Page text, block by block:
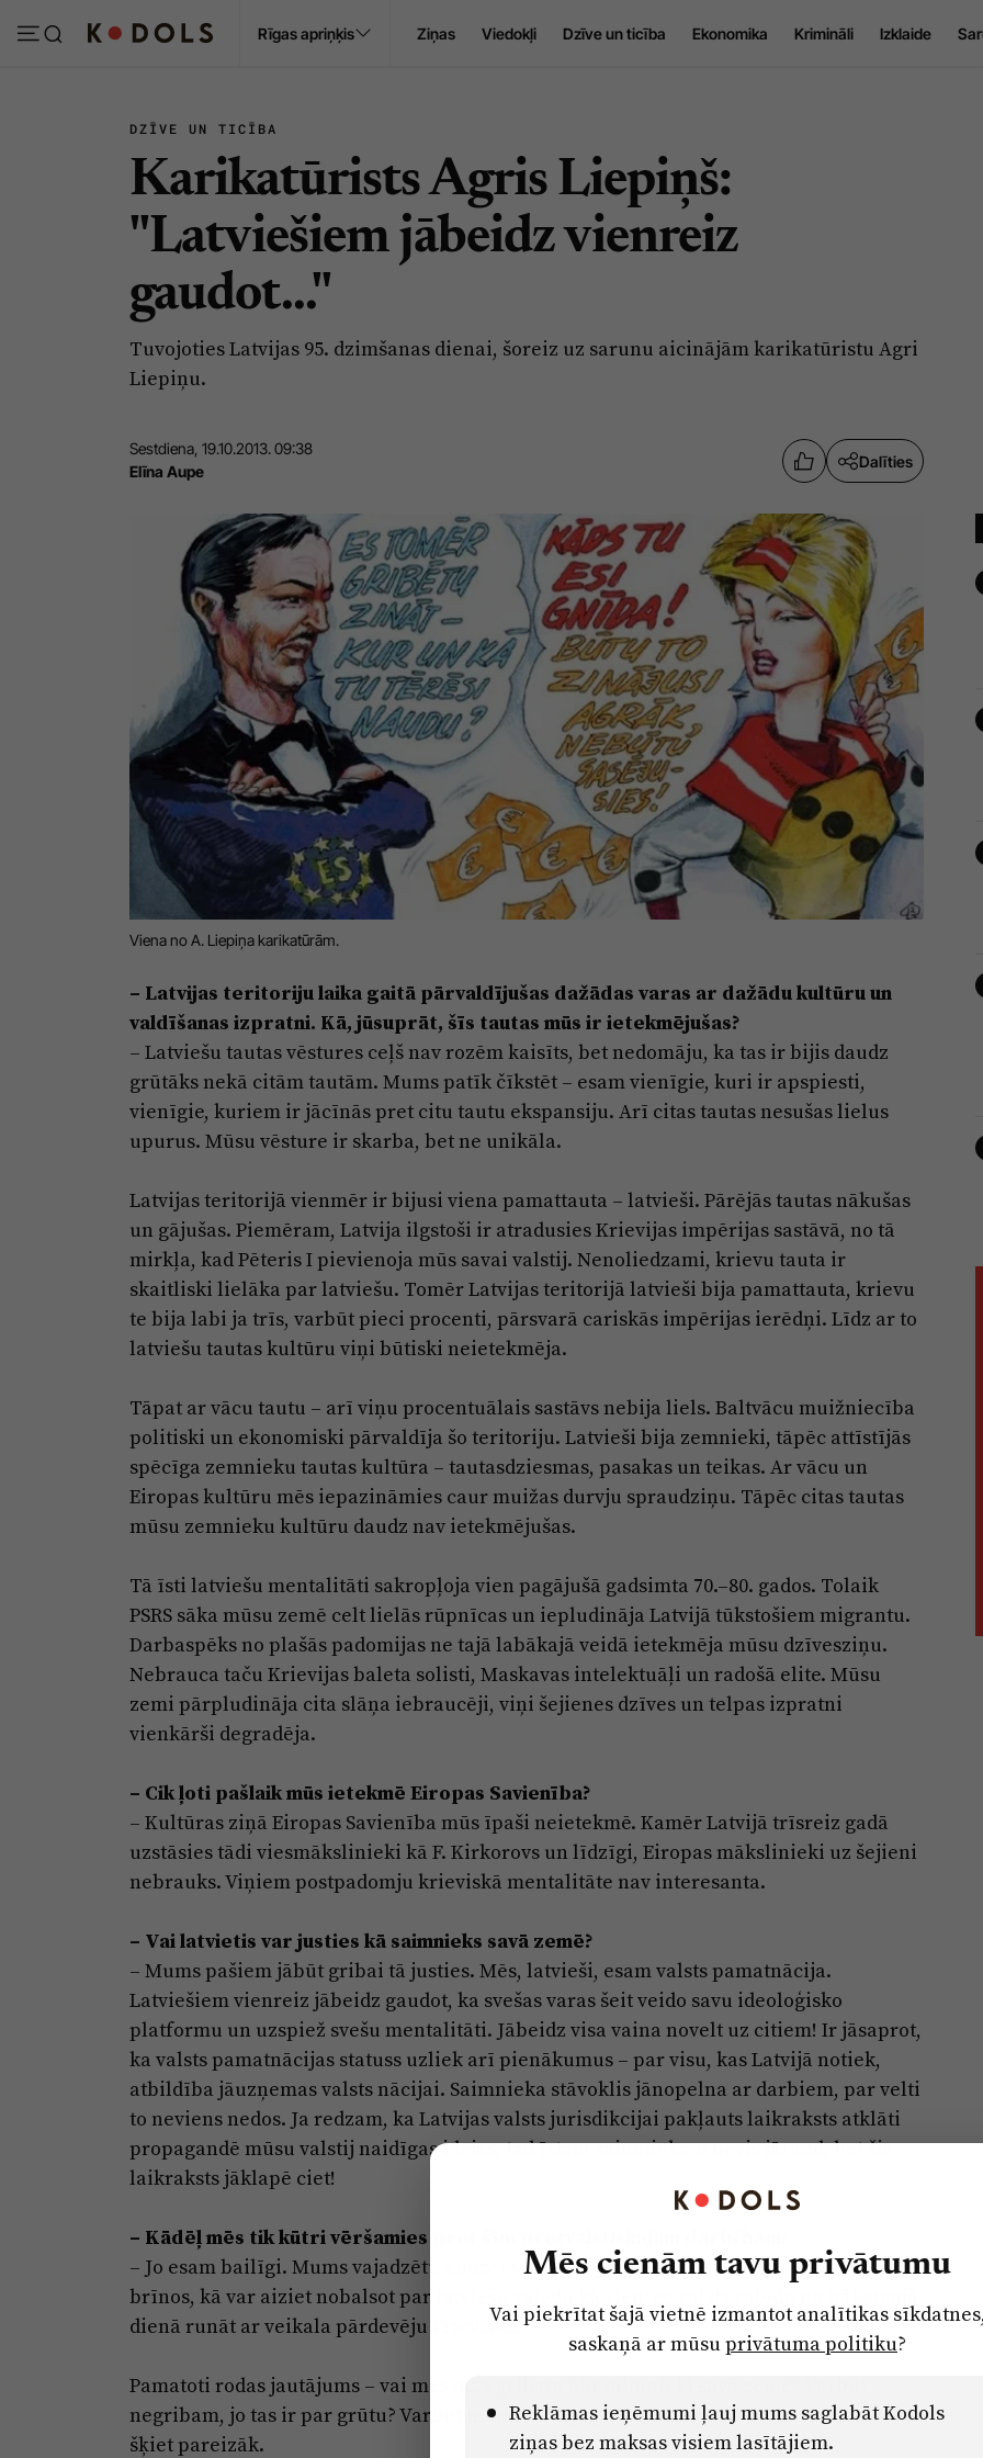
Rīgas apriņķis Ziņas Viedokļi Dzīve un ticība Ekonomika Krimināli Izklaide
DZĪVE UN TICĪBA
Karikatūrists Agris Liepiņš:
"Latviešiem jābeidz vienreiz
gaudot..."
Tuvojoties Latvijas 95. dzimšanas dienai, šoreiz uz sarunu aicinājām karikatūristu Agri
Liepiņu.
Sestdiena, 19.10.2013. 09:38
Elīna Aupe
Dalīties
Viena no A. Liepiņa karikatūrām.
– Latvijas teritoriju laika gaitā pārvaldījušas dažādas varas ar dažādu kultūru un
valdīšanas izpratni. Kā, jūsuprāt, šīs tautas mūs ir ietekmējušas?
– Latviešu tautas vēstures ceļš nav rozēm kaisīts, bet nedomāju, ka tas ir bijis daudz
grūtāks nekā citām tautām. Mums patīk čīkstēt – esam vienīgie, kuri ir apspiesti,
vienīgie, kuriem ir jācīnās pret citu tautu ekspansiju. Arī citas tautas nesušas lielus
upurus. Mūsu vēsture ir skarba, bet ne unikāla.
Latvijas teritorijā vienmēr ir bijusi viena pamattauta – latvieši. Pārējās tautas nākušas
un gājušas. Piemēram, Latvija ilgstoši ir atradusies Krievijas impērijas sastāvā, no tā
mirkļa, kad Pēteris I pievienoja mūs savai valstij. Nenoliedzami, krievu tauta ir
skaitliski lielāka par latviešu. Tomēr Latvijas teritorijā latvieši bija pamattauta, krievu
te bija labi ja trīs, varbūt pieci procenti, pārsvarā cariskās impērijas ierēdņi. Līdz ar to
latviešu tautas kultūru viņi būtiski neietekmēja.
Tāpat ar vācu tautu – arī viņu procentuālais sastāvs nebija liels. Baltvācu muižniecība
politiski un ekonomiski pārvaldīja šo teritoriju. Latvieši bija zemnieki, tāpēc attīstījās
spēcīga zemnieku tautas kultūra – tautasdziesmas, pasakas un teikas. Ar vācu un
Eiropas kultūru mēs iepazināmies caur muižas durvju spraudziņu. Tāpēc citas tautas
mūsu zemnieku kultūru daudz nav ietekmējušas.
Tā īsti latviešu mentalitāti sakropļoja vien pagājušā gadsimta 70.–80. gados. Tolaik
PSRS sāka mūsu zemē celt lielās rūpnīcas un iepludināja Latvijā tūkstošiem migrantu.
Darbaspēks no plašās padomijas ne tajā labākajā veidā ietekmēja mūsu dzīvesziņu.
Nebrauca taču Krievijas baleta solisti, Maskavas intelektuāļi un radošā elite. Mūsu
zemi pārpludināja cita slāņa iebraucēji, viņi šejienes dzīves un telpas izpratni
vienkārši degradēja.
– Cik ļoti pašlaik mūs ietekmē Eiropas Savienība?
– Kultūras ziņā Eiropas Savienība mūs īpaši neietekmē. Kamēr Latvijā trīsreiz gadā
uzstāsies tādi viesmākslinieki kā F. Kirkorovs un līdzīgi, Eiropas mākslinieki uz šejieni
nebrauks. Viņiem postpadomju krieviskā mentalitāte nav interesanta.
– Vai latvietis var justies kā saimnieks savā zemē?
– Mums pašiem jābūt gribai tā justies. Mēs, latvieši, esam valsts pamatnācija.
Latviešiem vienreiz jābeidz gaudot, ka svešas varas šeit veido savu ideoloģisko
platformu un uzspiež svešu mentalitāti. Jābeidz visa vaina novelt uz citiem! Ir jāsaprot,
ka valsts pamatnācijas statuss uzliek arī pienākumus – par visu, kas Latvijā notiek,
atbildība jāuzņemas valsts nācijai. Saimnieka stāvoklis jānopelna ar darbiem, par velti
to neviens nedos. Ja redzam, ka Latvijas valsts jurisdikcijai pakļauts laikraksts atklāti
propagandē mūsu valstij naidīgas idejas, tad īstam saimniekam nevis jāraud, bet šis
laikraksts jāklapē ciet!
– Kādēļ mēs tik kūtri vēršamies pret šīm pretvalstiskajām darbībām?
– Jo esam bailīgi. Mums vajadzētu audzēt sevī pašapziņu un pašvērtības izjūtu. Es
brīnos, kā var aiziet nobalsot par latviešu valodu kā vienīgo valsts valodu un nākamajā
dienā runāt ar veikala pārdevēju krieviski.
Pamatoti rodas jautājums – vai mēs maz gribam būt saimnieki savā zemē? Varbūt
negribam, jo tas ir par grūtu? Varbūt mums nevajag, vieglāk braukt prom? Daudziem tā
šķiet pareizāk.
Mēs cienām tavu privātumu
Vai piekrītat šajā vietnē izmantot analītikas
saskaņā ar mūsu privātuma politiku?
Reklāmas ieņēmumi ļauj mums saglabāt Kodols
ziņas bez maksas visiem lasītājiem.